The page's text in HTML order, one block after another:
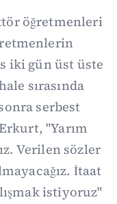
öğretmenleri
iki gün üst üste
sırasında
serbest
"Yarım
Verilen sözler
İtaat
istiyoruz"